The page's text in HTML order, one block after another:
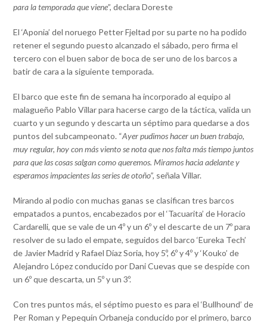
para la temporada que viene”, declara Doreste
El ‘Aponia’ del noruego Petter Fjeltad por su parte no ha podido
retener el segundo puesto alcanzado el sábado, pero firma el
tercero con el buen sabor de boca de ser uno de los barcos a
batir de cara a la siguiente temporada.
El barco que este fin de semana ha incorporado al equipo al
malagueño Pablo Villar para hacerse cargo de la táctica, valida un
cuarto y un segundo y descarta un séptimo para quedarse a dos
puntos del subcampeonato. “Ayer pudimos hacer un buen trabajo,
muy regular, hoy con más viento se nota que nos falta más tiempo juntos
para que las cosas salgan como queremos. Miramos hacia adelante y
esperamos impacientes las series de otoño”, señala Villar.
Mirando al podio con muchas ganas se clasifican tres barcos
empatados a puntos, encabezados por el ‘Tacuarita’ de Horacio
Cardarelli, que se vale de un 4º y un 6º y el descarte de un 7º para
resolver de su lado el empate, seguidos del barco ‘Eureka Tech’
de Javier Madrid y Rafael Díaz Soria, hoy 5º, 6º y 4º y ‘Kouko’ de
Alejandro López conducido por Dani Cuevas que se despide con
un 6º que descarta, un 5º y un 3º.
Con tres puntos más, el séptimo puesto es para el ‘Bullhound’ de
Per Roman y Pepequín Orbaneja conducido por el primero, barco